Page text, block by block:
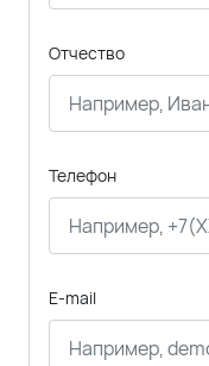
Отчество
Телефон
E-mail